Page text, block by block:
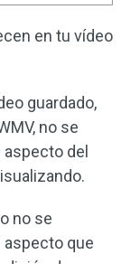
en tu vídeo
guardado,
no se
aspecto del
no se
aspecto que